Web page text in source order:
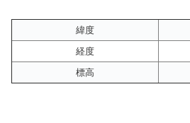
緯度
経度
標高